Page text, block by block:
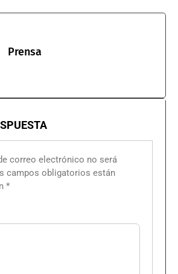
Prensa
correo electrónico no será
campos obligatorios están
*